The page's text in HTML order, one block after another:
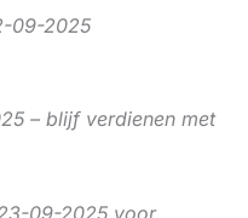
09-2025
– blijf verdienen met